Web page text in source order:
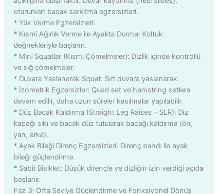
otururken bacak sarkıtma egzersizleri.
* Yük Verme Egzersizleri:
* Kısmi Ağırlık Verme ile Ayakta Durma: Koltuk
değnekleriyle başlanır.
* Mini Squatlar (Kısmi Çömelmeler): Dizlik içinde kontrollü
ve sığ çömelmeler.
* Duvara Yaslanarak Squat: Sırt duvara yaslanarak.
* İzometrik Egzersizler: Quad set ve hamstring setlere
devam edilir, daha uzun süreler kasılmalar yapılabilir.
* Düz Bacak Kaldırma (Straight Leg Raises – SLR): Diz
kapağı sıkı ve bacak düz tutularak bacağı kaldırma (ön,
yan, arka).
* Ayak Bileği Direnç Egzersizleri: Direnç bandı ile ayak
bileği güçlendirme.
* Sabit Bisiklet: Düşük dirençle ve dizliğin izin verdiği açıda
başlanır.
Faz 3: Orta Seviye Güçlendirme ve Fonksiyonel Dönüş